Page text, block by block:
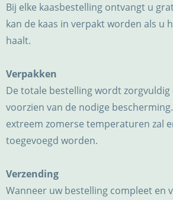
Bij elke kaasbestelling ontvangt u
kan de kaas in verpakt worden als u
haalt.
Verpakken
De totale bestelling wordt zorgvuldig
voorzien van de nodige
extreem zomerse temperaturen zal
toegevoegd worden.
Verzending
Wanneer uw bestelling compleet en